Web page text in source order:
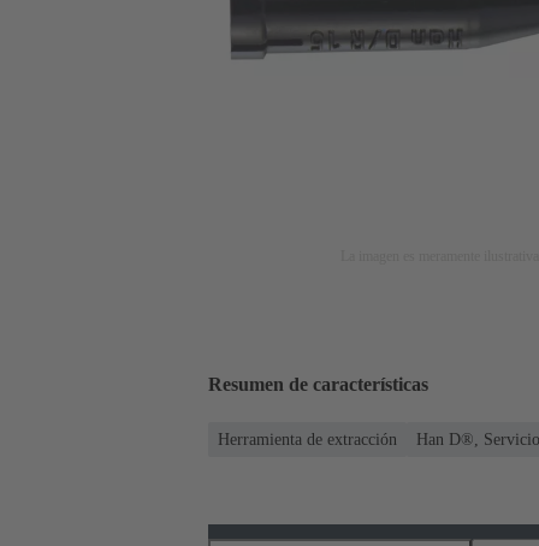
Resumen de características
Herramienta de extracción Han D®, Servicio